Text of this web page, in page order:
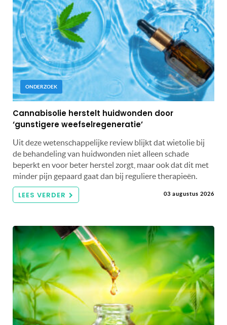
ONDERZOEK
Cannabisolie herstelt huidwonden door
‘gunstigere weefselregeneratie’
Uit deze wetenschappelijke review blijkt dat wietolie bij
de behandeling van huidwonden niet alleen schade
beperkt en voor beter herstel zorgt, maar ook dat dit met
minder pijn gepaard gaat dan bij reguliere therapieën.
LEES VERDER 03 augustus 2026